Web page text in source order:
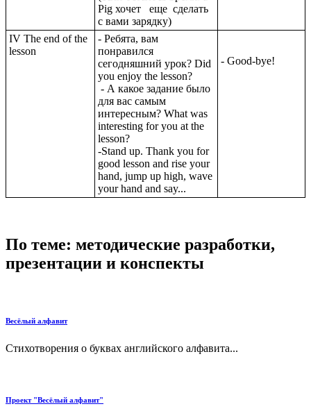
Pig хочет еще сделать
с вами зарядку)
IV The end of the
lesson
- Ребята, вам
понравился
сегодняшний урок? Did
you enjoy the lesson?
- А какое задание было
для вас самым
интересным? What was
interesting for you at the
lesson?
-Stand up. Thank you for
good lesson and rise your
hand, jump up high, wave
your hand and say...
- Good-bye!
По теме: методические разработки,
презентации и конспекты
Весёлый алфавит
Стихотворения о буквах английского алфавита...
Проект "Весёлый алфавит"